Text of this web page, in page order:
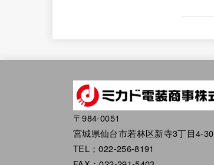
〒984-0051
宮城県仙台市若林区新寺3丁目4-30
TEL；022-256-8191